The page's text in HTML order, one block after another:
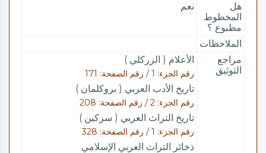
هل
المخطوط
مطبوع ؟
نعم
الملاحظات
مراجع
التوثيق
الأعلام ( الزركلي )
رقم الجزء: 1 / رقم الصفحة: 171
تاريخ الأدب العربي ( بروكلمان )
رقم الجزء: 2 / رقم الصفحة: 208
تاريخ التراث العربي ( سزكين )
رقم الجزء: 1 / رقم الصفحة: 328
ذخائر التراث العربي الإسلامي